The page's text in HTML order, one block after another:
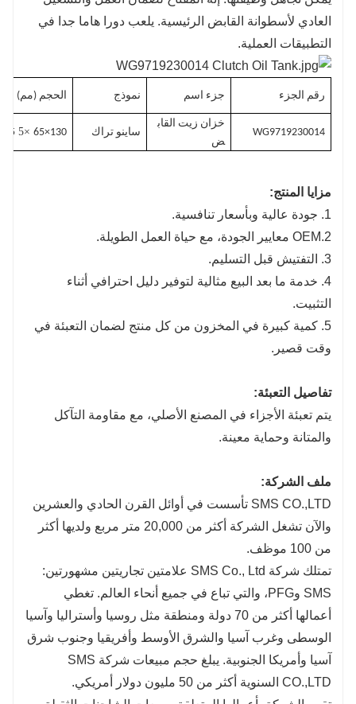
العادي لأسطوانة القابض الرئيسية. يلعب دورا هاما جدا في
التطبيقات العملية.
رقم الجزء جزء اسم نموذج الحجم (مم)
WG9719230014
خزان زيت القاب
ض
ساينو تراك 130×65
×5
5
مزايا المنتج:
1. جودة عالية وبأسعار تنافسية.
2.OEM معايير الجودة، مع حياة العمل الطويلة.
3. التفتيش قبل التسليم.
4. خدمة ما بعد البيع مثالية لتوفير دليل احترافي أثناء
التثبيت.
5. كمية كبيرة في المخزون من كل منتج لضمان التعبئة في
وقت قصير.
تفاصيل التعبئة:
يتم تعبئة الأجزاء في المصنع الأصلي، مع مقاومة التآكل
والمتانة وحماية معينة.
ملف الشركة:
SMS CO.,LTD تأسست في أوائل القرن الحادي والعشرين
والآن تشغل الشركة أكثر من 20,000 متر مربع ولديها أكثر
من 100 موظف.
تمتلك شركة SMS Co., Ltd علامتين تجاريتين مشهورتين:
SMS وPFG، والتي تباع في جميع أنحاء العالم. تغطي
أعمالها أكثر من 70 دولة ومنطقة مثل روسيا وأستراليا وآسيا
الوسطى وغرب آسيا والشرق الأوسط وأفريقيا وجنوب شرق
آسيا وأمريكا الجنوبية. يبلغ حجم مبيعات شركة SMS
CO.,LTD السنوية أكثر من 50 مليون دولار أمريكي.